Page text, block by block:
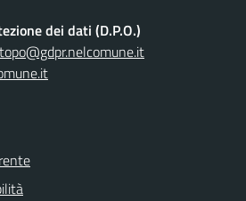
dei dati (D.P.O.)